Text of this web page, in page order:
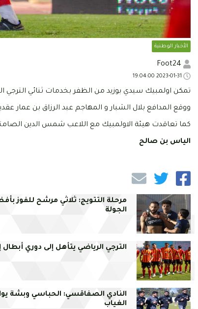
الأخبار الوطنية
تمكن اولمبيك سيدي بوزيد من الظفر بخدمات ثنائي الترجي
ووقع المدافع بلال الشبار و المهاجم عبد الرزاق بن عمار عقدين
كما تعاقدت هيئة الاولمبيك مع اللاعب شمس الدين
الياس بن صالح
مرحلة التتويج: ثلاثي مرشح للفوز
الجولة
الترجي الرياضي يتأهل إلى دوري أبطال
النادي الصفاقسي: الحباسي وبشة
الغياب